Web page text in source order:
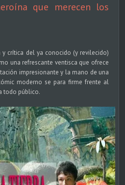
que merecen los
crítica del ya conocido (y revilecido)
una refrescante ventisca que ofrece
impresionante y la mano de una
moderno se para firme frente al
todo público.